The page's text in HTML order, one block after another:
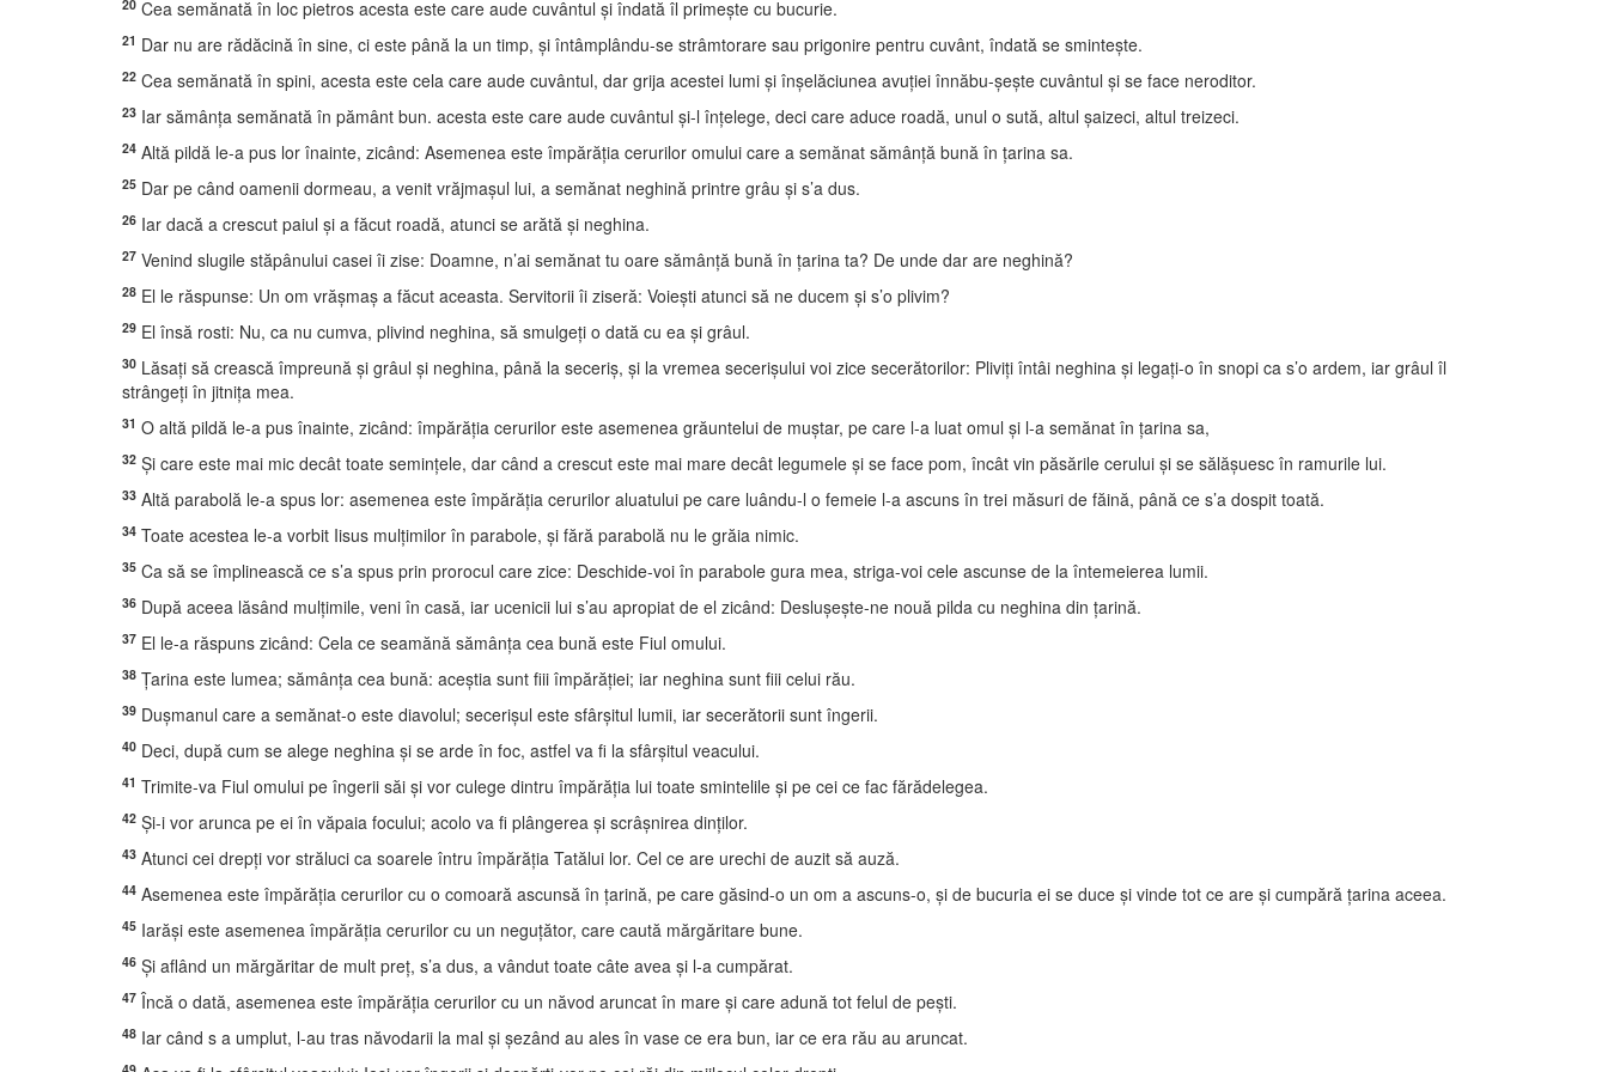
20 Cea semănată în loc pietros acesta este care aude cuvântul şi îndată îl primeşte cu bucurie.
21 Dar nu are rădăcină în sine, ci este până la un timp, şi întâmplându-se strâmtorare sau prigonire pentru cuvânt, îndată se sminteşte.
22 Cea semănată în spini, acesta este cela care aude cuvântul, dar grija acestei lumi şi înşelăciunea avuţiei înnăbu-şeşte cuvântul şi se face neroditor.
23 Iar sămânţa semănată în pământ bun. acesta este care aude cuvântul şi-l înţelege, deci care aduce roadă, unul o sută, altul şaizeci, altul treizeci.
24 Altă pildă le-a pus lor înainte, zicând: Asemenea este împărăţia cerurilor omului care a semănat sămânţă bună în ţarina sa.
25 Dar pe când oamenii dormeau, a venit vrăjmaşul lui, a semănat neghină printre grâu şi s’a dus.
26 Iar dacă a crescut paiul şi a făcut roadă, atunci se arătă şi neghina.
27 Venind slugile stăpânului casei îi zise: Doamne, n’ai semănat tu oare sămânţă bună în ţarina ta? De unde dar are neghină?
28 El le răspunse: Un om vrăşmaş a făcut aceasta. Servitorii îi ziseră: Voieşti atunci să ne ducem şi s’o plivim?
29 El însă rosti: Nu, ca nu cumva, plivind neghina, să smulgeţi o dată cu ea şi grâul.
30 Lăsaţi să crească împreună şi grâul şi neghina, până la seceriş, şi la vremea secerişului voi zice secerătorilor: Pliviţi întâi neghina şi legaţi-o în snopi ca s’o ardem, iar grâul îl
strângeţi în jitniţa mea.
31 O altă pildă le-a pus înainte, zicând: împărăţia cerurilor este asemenea grăuntelui de muştar, pe care l-a luat omul şi l-a semănat în ţarina sa,
32 Şi care este mai mic decât toate seminţele, dar când a crescut este mai mare decât legumele şi se face pom, încât vin păsările cerului şi se sălăşuesc în ramurile lui.
33 Altă parabolă le-a spus lor: asemenea este împărăţia cerurilor aluatului pe care luându-l o femeie l-a ascuns în trei măsuri de făină, până ce s’a dospit toată.
34 Toate acestea le-a vorbit Iisus mulţimilor în parabole, şi fără parabolă nu le grăia nimic.
35 Ca să se împlinească ce s’a spus prin prorocul care zice: Deschide-voi în parabole gura mea, striga-voi cele ascunse de la întemeierea lumii.
36 După aceea lăsând mulţimile, veni în casă, iar ucenicii lui s’au apropiat de el zicând: Desluşeşte-ne nouă pilda cu neghina din ţarină.
37 El le-a răspuns zicând: Cela ce seamănă sămânţa cea bună este Fiul omului.
38 Ţarina este lumea; sămânţa cea bună: aceştia sunt fiii împărăţiei; iar neghina sunt fiii celui rău.
39 Duşmanul care a semănat-o este diavolul; secerişul este sfârşitul lumii, iar secerătorii sunt îngerii.
40 Deci, după cum se alege neghina şi se arde în foc, astfel va fi la sfârşitul veacului.
41 Trimite-va Fiul omului pe îngerii săi şi vor culege dintru împărăţia lui toate smintelile şi pe cei ce fac fărădelegea.
42 Şi-i vor arunca pe ei în văpaia focului; acolo va fi plângerea şi scrâşnirea dinţilor.
43 Atunci cei drepţi vor străluci ca soarele întru împărăţia Tatălui lor. Cel ce are urechi de auzit să auză.
44 Asemenea este împărăţia cerurilor cu o comoară ascunsă în ţarină, pe care găsind-o un om a ascuns-o, şi de bucuria ei se duce şi vinde tot ce are şi cumpără ţarina aceea.
45 Iarăşi este asemenea împărăţia cerurilor cu un neguţător, care caută mărgăritare bune.
46 Şi aflând un mărgăritar de mult preţ, s’a dus, a vândut toate câte avea şi l-a cumpărat.
47 Încă o dată, asemenea este împărăţia cerurilor cu un năvod aruncat în mare şi care adună tot felul de peşti.
48 Iar când s a umplut, l-au tras năvodarii la mal şi şezând au ales în vase ce era bun, iar ce era rău au aruncat.